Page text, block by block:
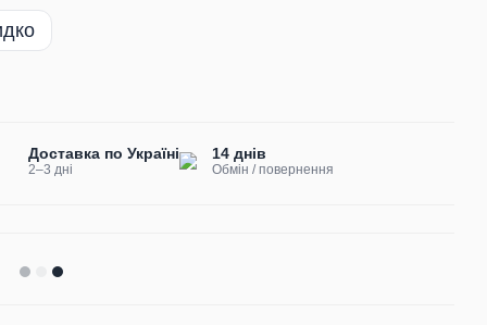
Доставка по Україні
2–3 дні
14 днів
Обмін / повернення